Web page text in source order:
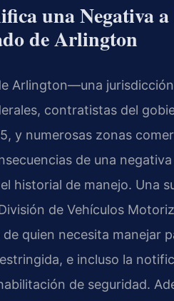
una Negativa
de Arlington
Arlington—una
contratistas del
y numerosas zonas
de una
historial de manejo. Una
de Vehículos
quien necesita manejar
e incluso la
de seguridad.